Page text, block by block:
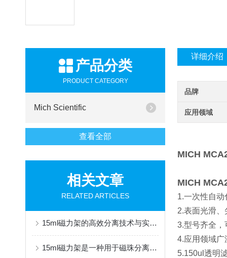
产品分类
PRODUCT CATEGORY
Mich Scientific
查看全部
相关文章
RELATED ARTICLES
15ml磁力架的高效分离技术与实验室应用
15ml磁力架是一种用于磁珠分离的实验工具
详细介绍
品牌
应用领域
MICH
MICH
1.一次性自
2.表面光滑
3.型号齐全，
4.应用领域
5.150ul透明